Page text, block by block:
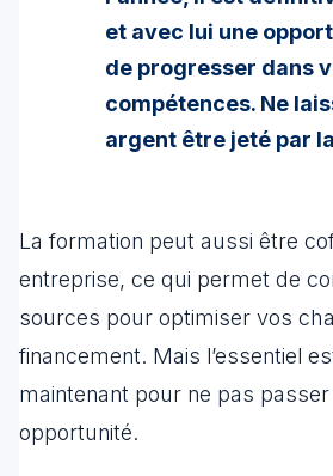
et avec lui une
de progresser dans
compétences. Ne
argent être jeté par
La formation peut aussi être
entreprise, ce qui permet de
sources pour optimiser vos
financement. Mais l’essentiel
maintenant pour ne pas
opportunité.